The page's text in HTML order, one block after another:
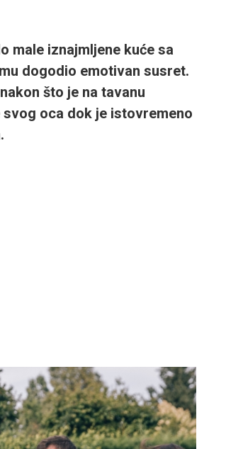
male iznajmljene kuće sa
dogodio emotivan susret.
što je na tavanu
oca dok je istovremeno